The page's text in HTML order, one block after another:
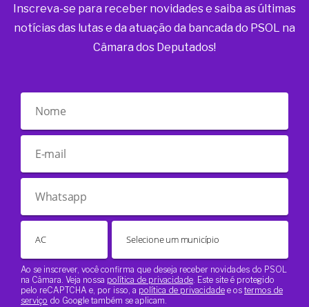
Inscreva-se para receber novidades e saiba as últimas
notícias das lutas e da atuação da bancada do PSOL na
Câmara dos Deputados!
Ao se inscrever, você confirma que deseja receber novidades do PSOL
na Câmara. Veja nossa política de privacidade. Este site é protegido
pelo reCAPTCHA e, por isso, a política de privacidade e os termos de
serviço do Google também se aplicam.